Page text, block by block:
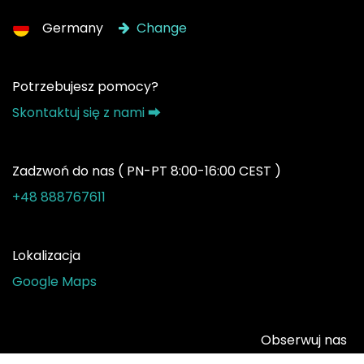
Germany Change
Potrzebujesz pomocy?
Skontaktuj się z nami ⮕
Zadzwoń do nas ( PN-PT 8:00-16:00 CEST )
+48 888767611
Lokalizacja
Google Maps
Obserwuj nas